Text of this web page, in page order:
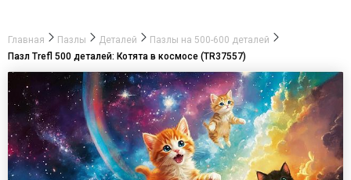
Главная Пазлы Деталей
Пазлы на 500-600 деталей
Пазл Trefl 500 деталей: Котята в космосе (TR37557)